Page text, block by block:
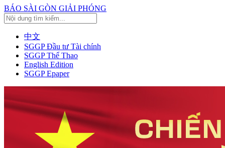
BÁO SÀI GÒN GIẢI PHÓNG
中文
SGGP Đầu tư Tài chính
SGGP Thể Thao
English Edition
SGGP Epaper